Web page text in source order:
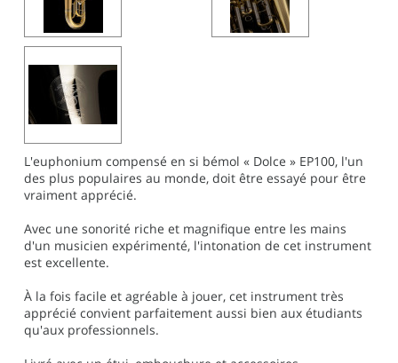
L'euphonium compensé en si bémol « Dolce » EP100, l'un
des plus populaires au monde, doit être essayé pour être
vraiment apprécié.
Avec une sonorité riche et magnifique entre les mains
d'un musicien expérimenté, l'intonation de cet instrument
est excellente.
À la fois facile et agréable à jouer, cet instrument très
apprécié convient parfaitement aussi bien aux étudiants
qu'aux professionnels.